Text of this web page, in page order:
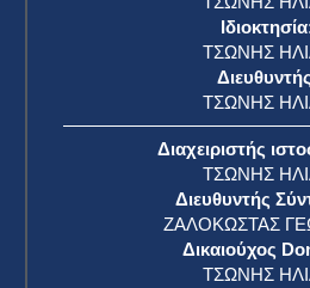
ΤΣΩΝΗΣ
ΤΣΩΝΗΣ
Διαχειριστής
ΤΣΩΝΗΣ
Διευθυντής
ΖΑΛΟΚΩΣΤΑΣ
Δικαιούχος
ΤΣΩΝΗΣ